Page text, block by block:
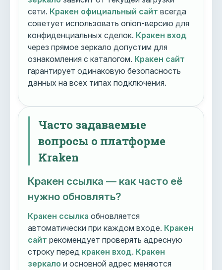
сети. Кракен официальный сайт всегда
советует использовать onion-версию для
конфиденциальных сделок. Кракен вход
через прямое зеркало допустим для
ознакомления с каталогом. Кракен сайт
гарантирует одинаковую безопасность
данных на всех типах подключения.
Часто задаваемые
вопросы о платформе
Kraken
Кракен ссылка — как часто её
нужно обновлять?
Кракен ссылка обновляется
автоматически при каждом входе. Кракен
сайт рекомендует проверять адресную
строку перед кракен вход. Кракен
зеркало и основной адрес меняются